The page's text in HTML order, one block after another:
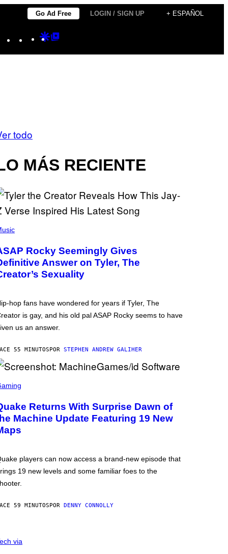
Go Ad Free LOGIN / SIGN UP + ESPAÑOL
Instagram
TikTokYouTube
Google
todo
MÁS RECIENTE
Rocky Seemingly Gives
Answer on Tyler, The
Sexuality
hop fans have wondered for years if Tyler, The
is gay, and his old pal ASAP Rocky seems to have
us an answer.
55 MINUTOS POR STEPHEN ANDREW GALIHER
Returns With Surprise Dawn of
Machine Update Featuring 19 New
players can now access a brand-new episode that
19 new levels and some familiar foes to the
59 MINUTOS POR DENNY CONNOLLY
via